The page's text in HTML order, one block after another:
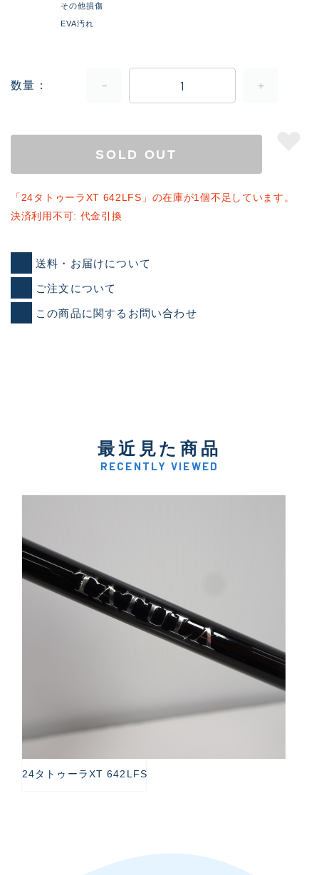
その他損傷
EVA汚れ
数量
SOLD OUT
「24タトゥーラXT 642LFS」の在庫が1個不足しています。
決済利用不可: 代金引換
送料・お届けについて
ご注文について
この商品に関するお問い合わせ
最近見た商品
RECENTLY VIEWED
24タトゥーラXT 642LFS